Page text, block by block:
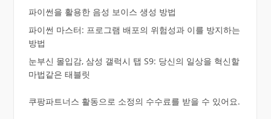
파이썬을 활용한 음성 보이스 생성 방법
파이썬 마스터: 프로그램 배포의 위험성과 이를 방지하는
방법
눈부신 몰입감, 삼성 갤럭시 탭 S9: 당신의 일상을 혁신할
마법같은 태블릿
쿠팡파트너스 활동으로 소정의 수수료를 받을 수 있어요.